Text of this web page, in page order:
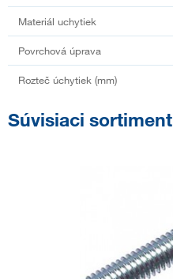
Materiál uchytiek
Povrchová úprava
Rozteč úchytiek (mm)
Súvisiaci sortiment